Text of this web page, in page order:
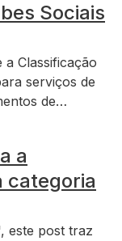
Sociais
a Classificação
serviços de
de…
a
categoria
este post traz